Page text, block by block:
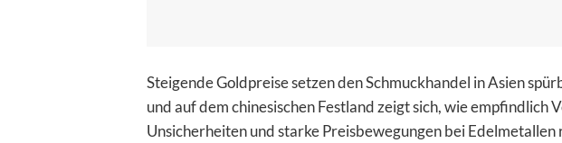
Steigende Goldpreise setzen den Schmuckhandel in Asien
und auf dem chinesischen Festland zeigt sich, wie
Unsicherheiten und starke Preisbewegungen bei Edelmetallen